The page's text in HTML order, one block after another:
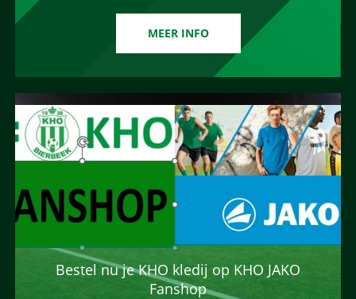
MEER INFO
Bestel nu je KHO kledij op KHO JAKO
Fanshop